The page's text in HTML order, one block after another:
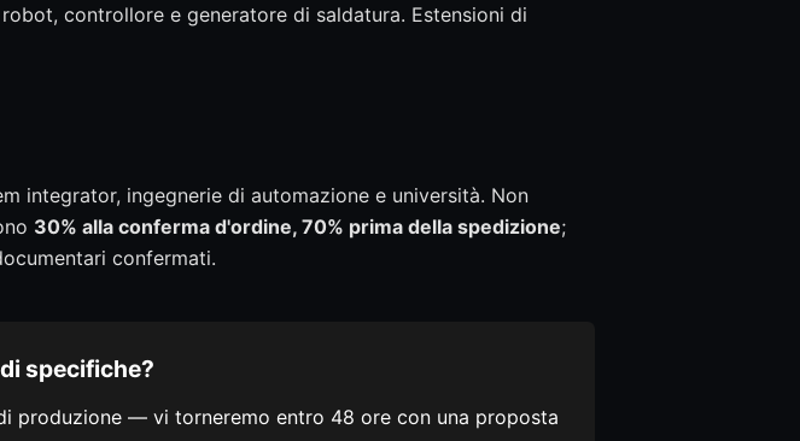
robot, controllore e generatore di saldatura. Estensioni di
integrator, ingegnerie di automazione e università. Non
30% alla conferma d'ordine, 70% prima della spedizione;
confermati.
specifiche?
produzione — vi torneremo entro 48 ore con una proposta